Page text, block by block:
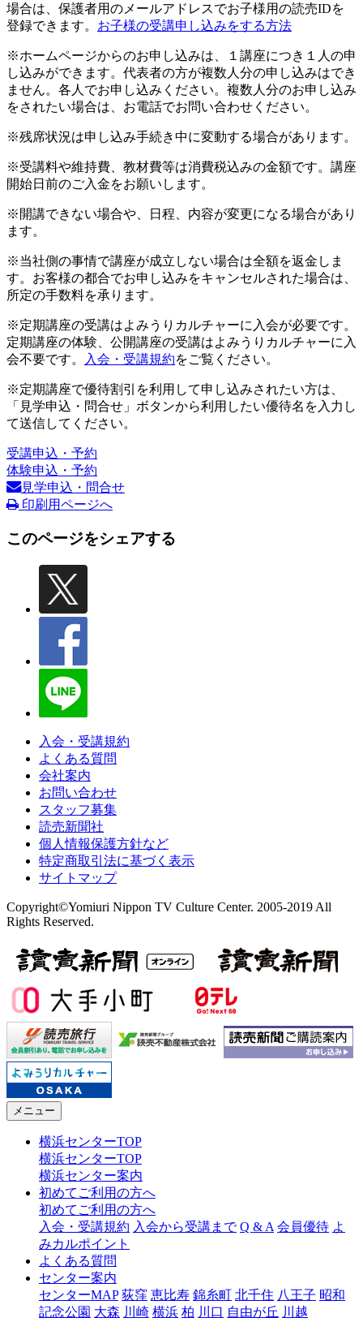
場合は、保護者用のメールアドレスでお子様用の読売IDを
登録できます。 お子様の受講申し込みをする方法
※ホームページからのお申し込みは、１講座につき１人の申
し込みができます。代表者の方が複数人分の申し込みはでき
ません。各人でお申し込みください。複数人分のお申し込み
をされたい場合は、お電話でお問い合わせください。
※残席状況は申し込み手続き中に変動する場合があります。
※受講料や維持費、教材費等は消費税込みの金額です。講座
開始日前のご入金をお願いします。
※開講できない場合や、日程、内容が変更になる場合があり
ます。
※当社側の事情で講座が成立しない場合は全額を返金しま
す。お客様の都合でお申し込みをキャンセルされた場合は、
所定の手数料を承ります。
※定期講座の受講はよみうりカルチャーに入会が必要です。
定期講座の体験、公開講座の受講はよみうりカルチャーに入
会不要です。
入会・受講規約をご覧ください。
※定期講座で優待割引を利用して申し込みされたい方は、
「見学申込・問合せ」ボタンから利用したい優待名を入力し
て送信してください。
受講申込・予約
体験申込・予約
見学申込・問合せ
印刷用ページへ
このページをシェアする
入会・受講規約
よくある質問
会社案内
お問い合わせ
スタッフ募集
読売新聞社
個人情報保護方針など
特定商取引法に基づく表示
サイトマップ
Copyright©Yomiuri Nippon TV Culture Center. 2005-2019 All
Rights Reserved.
メニュー
横浜センターTOP
横浜センターTOP
横浜センター案内
初めてご利用の方へ
初めてご利用の方へ
入会・受講規約 入会から受講まで Q & A 会員優待 よ
みカルポイント
よくある質問
センター案内
センターMAP 荻窪 恵比寿 錦糸町 北千住 八王子 昭和
記念公園 大森 川崎 横浜 柏 川口 自由が丘 川越